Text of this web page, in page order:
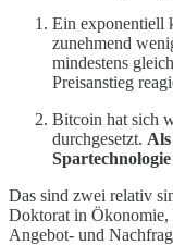
Ein exponentiell
zunehmend
mindestens
Preisanstieg
Bitcoin hat sich
durchgesetzt.
Das sind zwei relativ
Doktorat in Ökonomie,
Angebot- und